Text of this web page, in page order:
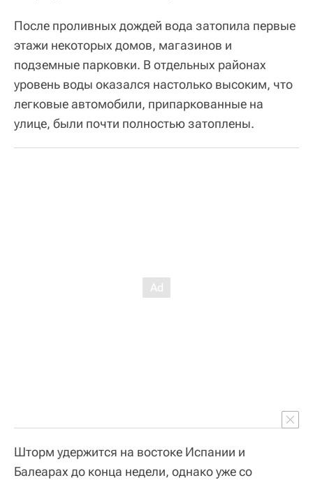
После проливных дождей вода затопила первые
этажи некоторых домов, магазинов и
подземные парковки. В отдельных районах
уровень воды оказался настолько высоким, что
легковые автомобили, припаркованные на
улице, были почти полностью затоплены.
Шторм удержится на востоке Испании и
Балеарах до конца недели, однако уже со